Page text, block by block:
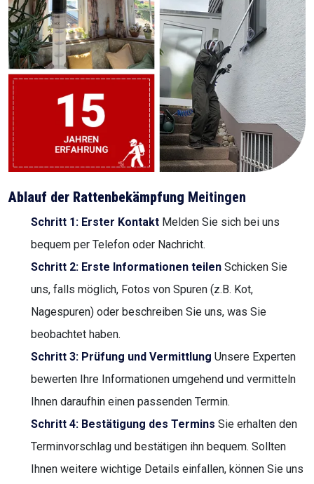
Ablauf der Rattenbekämpfung Meitingen
Schritt 1: Erster Kontakt Melden Sie sich bei uns
bequem per Telefon oder Nachricht.
Schritt 2: Erste Informationen teilen Schicken Sie
uns, falls möglich, Fotos von Spuren (z.B. Kot,
Nagespuren) oder beschreiben Sie uns, was Sie
beobachtet haben.
Schritt 3: Prüfung und Vermittlung Unsere Experten
bewerten Ihre Informationen umgehend und vermitteln
Ihnen daraufhin einen passenden Termin.
Schritt 4: Bestätigung des Termins Sie erhalten den
Terminvorschlag und bestätigen ihn bequem. Sollten
Ihnen weitere wichtige Details einfallen, können Sie uns